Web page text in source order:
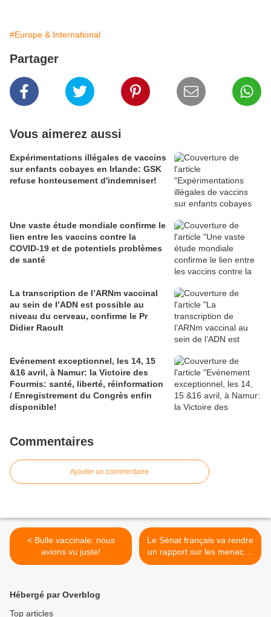
#Europe & International
Partager
Vous aimerez aussi
Expérimentations illégales de vaccins
sur enfants cobayes en Irlande: GSK
refuse honteusement d'indemniser!
Une vaste étude mondiale confirme le
lien entre les vaccins contre la
COVID-19 et de potentiels problèmes
de santé
La transcription de l’ARNm vaccinal
au sein de l’ADN est possible au
niveau du cerveau, confirme le Pr
Didier Raoult
Evénement exceptionnel, les 14, 15
&16 avril, à Namur: la Victoire des
Fourmis: santé, liberté, réinformation
/ Enregistrement du Congrès enfin
disponible!
Commentaires
Ajouter un commentaire
< Bulle vaccinale: nous
avions vu juste!
Le Sénat français va rendre
un rapport sur les menaces
de grandes pandémies >
Hébergé par Overblog
Top articles